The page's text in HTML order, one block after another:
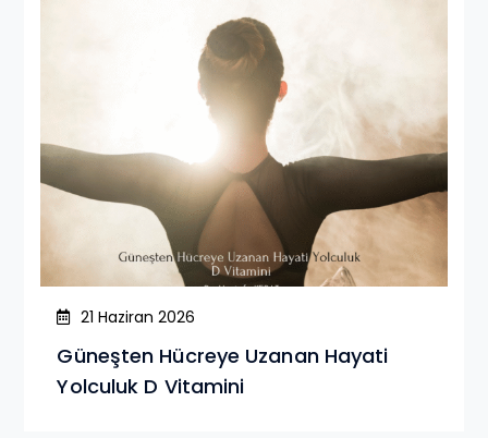
21 Haziran 2026
Güneşten Hücreye Uzanan Hayati
Yolculuk D Vitamini